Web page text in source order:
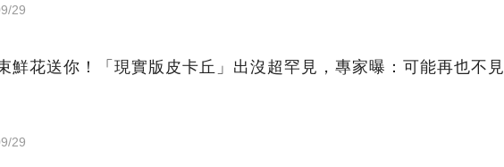
29
鮮花送你！「現實版皮卡丘」出沒超罕見，專家曝：可能再也不見
29